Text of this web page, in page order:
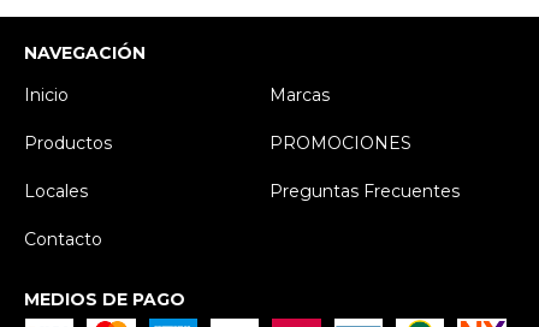
NAVEGACIÓN
Inicio
Marcas
Productos PROMOCIONES
Locales Preguntas Frecuentes
Contacto
MEDIOS DE PAGO